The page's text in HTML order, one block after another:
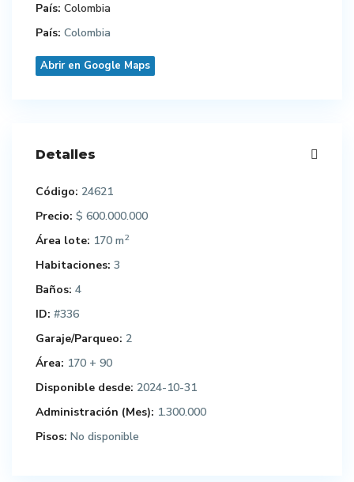
País: Colombia
País: Colombia
Abrir en Google Maps
Detalles
Código: 24621
Precio: $ 600.000.000
Área lote: 170 m2
Habitaciones: 3
Baños: 4
ID: #336
Garaje/Parqueo: 2
Área: 170 + 90
Disponible desde: 2024-10-31
Administración (Mes): 1.300.000
Pisos: No disponible